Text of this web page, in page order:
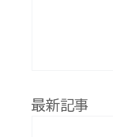
最新記事